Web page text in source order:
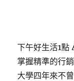
下午好生活1點
掌握精準的行
大學四年來不